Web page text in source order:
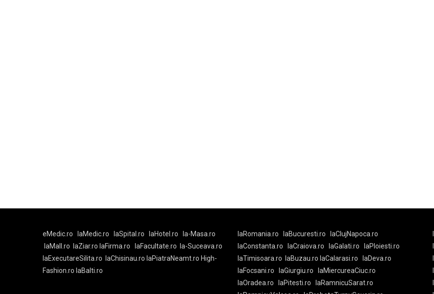
eMedic.ro laMedic.ro laSpital.ro laHotel.ro
la-Masa.ro
laMall.ro
laZiar.ro laFirma.ro laFacultate.ro
la-Suceava.ro
laExecutareSilita.ro
laChisinau.ro laPiatraNeamt.ro High-
Fashion.ro laBalti.ro
laRomania.ro laBucuresti.ro
laClujNapoca.ro
laConstanta.ro
laCraiova.ro laGalati.ro
laPloiesti.ro
laTimisoara.ro
laBuzau.ro laCalarasi.ro
laDeva.ro
laFocsani.ro
laGiurgiu.ro
laMiercureaCiuc.ro
laOradea.ro
laPitesti.ro
laRamnicuSarat.ro